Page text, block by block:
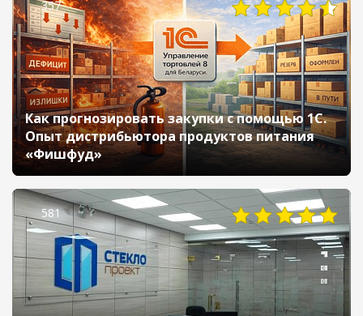
357
Как прогнозировать закупки с помощью 1С.
Опыт дистрибьютора продуктов питания
«Фишфуд»
581